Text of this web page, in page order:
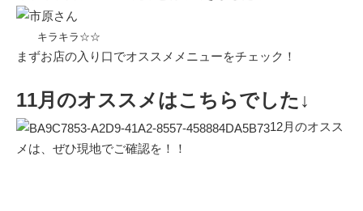
キラキラ☆☆
まずお店の入り口でオススメメニューをチェック！
11月のオススメはこちらでした↓
12月のオスス
メは、ぜひ現地でご確認を！！